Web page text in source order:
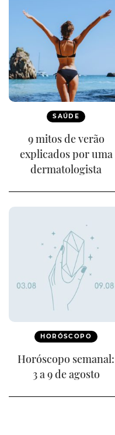
SAÚDE
9 mitos de verão
explicados por uma
dermatologista
HORÓSCOPO
Horóscopo semanal:
3 a 9 de agosto